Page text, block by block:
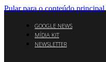
Pular para o conteúdo principal
GOOGLE NEWS
MÍDIA KIT
NEWSLETTER